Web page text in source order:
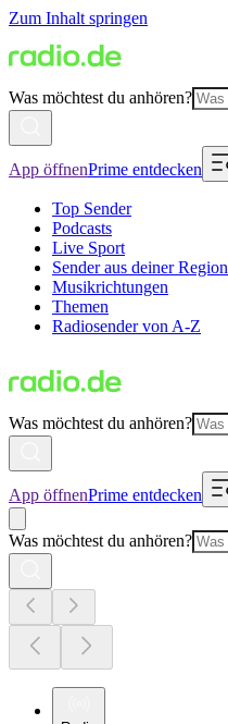
Zum Inhalt springen
Was möchtest du anhören?
App öffnenPrime entdecken
Top Sender
Podcasts
Live Sport
Sender aus deiner Region
Musikrichtungen
Themen
Radiosender von A-Z
Was möchtest du anhören?
App öffnenPrime entdecken
Was möchtest du anhören?